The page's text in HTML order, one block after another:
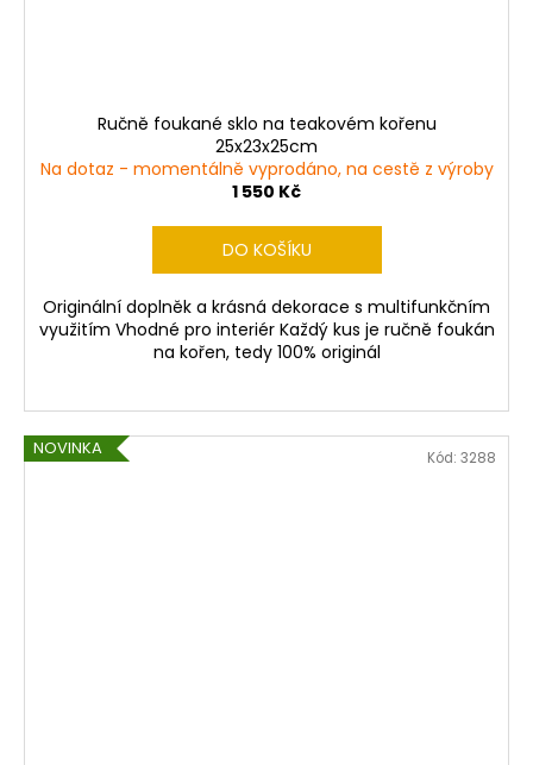
Ručně foukané sklo na teakovém kořenu
25x23x25cm
Na dotaz - momentálně vyprodáno, na cestě z výroby
1 550 Kč
DO KOŠÍKU
Originální doplněk a krásná dekorace s multifunkčním
využitím Vhodné pro interiér Každý kus je ručně foukán
na kořen, tedy 100% originál
NOVINKA Kód: 3288